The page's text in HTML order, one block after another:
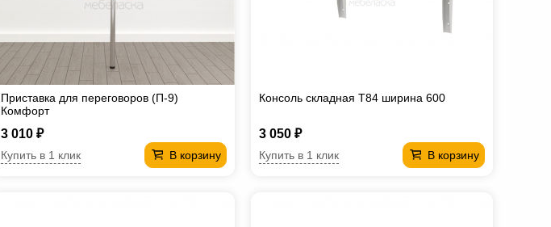
Приставка для переговоров (П-9)
Комфорт
3 010 ₽
В корзину
Купить в 1 клик
Консоль складная T84 ширина 600
3 050 ₽
В корзину
Купить в 1 клик